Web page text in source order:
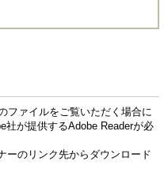
ファイルをご覧いただく場合に
社が提供するAdobe Readerが必
ーのリンク先からダウンロード